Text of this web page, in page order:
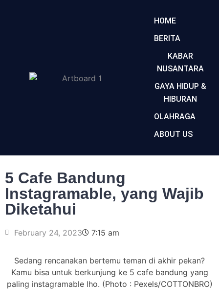
HOME
BERITA
KABAR
NUSANTARA
GAYA HIDUP &
HIBURAN
OLAHRAGA
ABOUT US
5 Cafe Bandung
Instagramable, yang Wajib
Diketahui
February 24, 2023 7:15 am
Sedang rencanakan bertemu teman di akhir pekan?
Kamu bisa untuk berkunjung ke 5 cafe bandung yang
paling instagramable lho. (Photo : Pexels/COTTONBRO)